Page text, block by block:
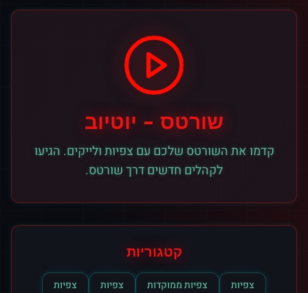
שורטס - יוטיוב
קדמו את השורטס שלכם עם צפיות ולייקים. הגיעו
לקהלים חדשים דרך שורטס.
קטגוריות
צפיות צפיות ממוקדות צפיות
צפיות